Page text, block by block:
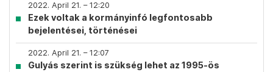
2022. April 21. – 12:20
Ezek voltak a kormányinfó legfontosabb
bejelentései, történései
2022. April 21. – 12:07
Gulyás szerint is szükség lehet az 1995-ös